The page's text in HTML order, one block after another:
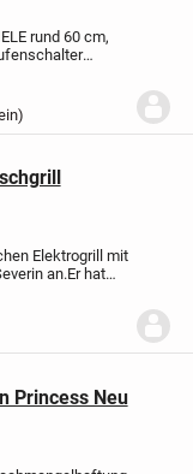
rund 60 cm,
der Oberfläche =
Elektrogrill mit
an.Er hat
ist aber voll
Princess Neu